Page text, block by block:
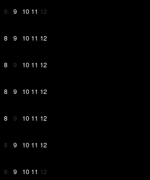
8 9 10 11 12
8 9 10 11 12
8 9 10 11 12
8 9 10 11 12
8 9 10 11 12
8 9 10 11 12
8 9 10 11 12